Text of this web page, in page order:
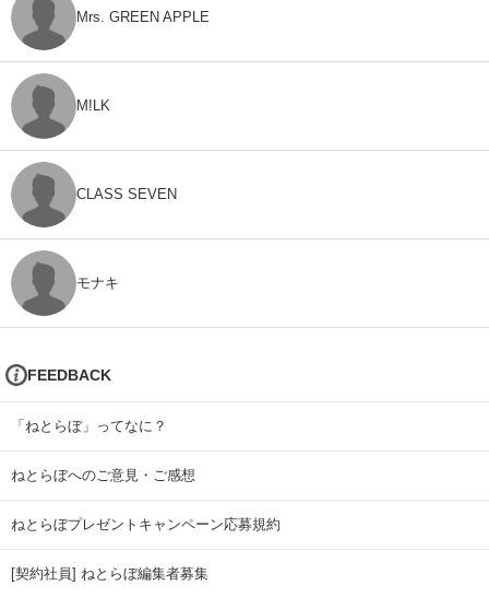
Mrs. GREEN APPLE
M!LK
CLASS SEVEN
モナキ
FEEDBACK
「ねとらぼ」ってなに？
ねとらぼへのご意見・ご感想
ねとらぼプレゼントキャンペーン応募規約
[契約社員] ねとらぼ編集者募集